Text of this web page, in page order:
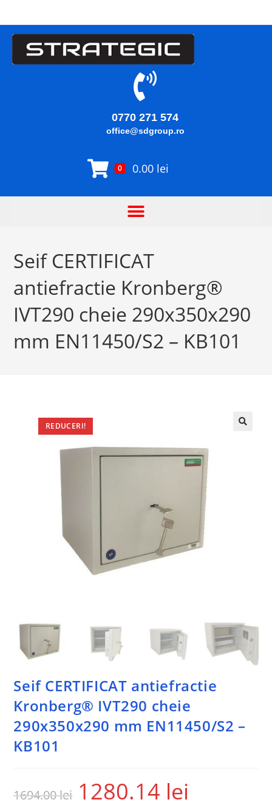
0770 271 574
office@sdgroup.ro
0 0.00 lei
Seif CERTIFICAT
antiefractie Kronberg®
IVT290 cheie 290x350x290
mm EN11450/S2 – KB101
REDUCERI!
Seif CERTIFICAT antiefractie
Kronberg® IVT290 cheie
290x350x290 mm EN11450/S2 –
KB101
1694.00lei 1280.14 lei